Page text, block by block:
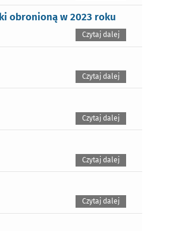
obronioną w 2023 roku
Czytaj dalej
Czytaj dalej
Czytaj dalej
Czytaj dalej
Czytaj dalej